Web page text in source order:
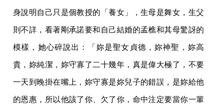
身說明自己只是個教授的「養女」，生母是舞女，生父
則不詳，看著剛承諾要和自己結婚的孟樵和其母驚訝的
模樣，她心碎說出：「妳是聖女貞德，妳神聖，妳高
貴，妳純潔，妳守寡了二十幾年，真是偉大極了，不要
一天到晚掛在嘴上，妳守寡是妳兒子的錯誤，是妳給他
的恩惠，所以他該了你、欠了你，命中注定要當你一輩